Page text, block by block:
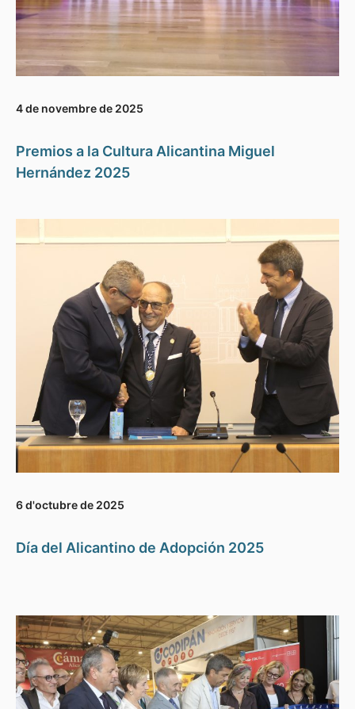
4 de novembre de 2025
Premios a la Cultura Alicantina Miguel
Hernández 2025
6 d'octubre de 2025
Día del Alicantino de Adopción 2025